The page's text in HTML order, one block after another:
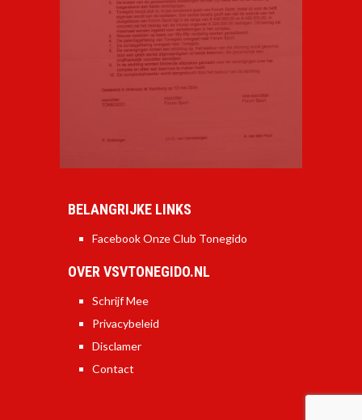
BELANGRIJKE LINKS
Facebook Onze Club Tonegido
OVER VSVTONEGIDO.NL
Schrijf Mee
Privacybeleid
Disclamer
Contact